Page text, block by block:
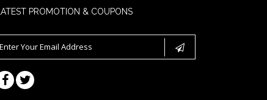
LATEST PROMOTION & COUPONS